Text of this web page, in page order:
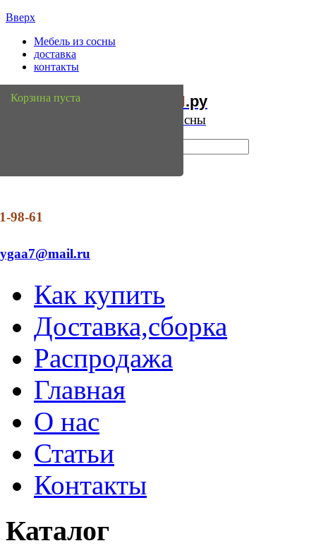
Вверх
Мебель из сосны
доставка
контакты
Мебель Сосны.ру
Интернет магазин мебели из сосны
98-61
Как купить
Доставка,сборка
Распродажа
Главная
О нас
Статьи
Контакты
Корзина пуста
Каталог